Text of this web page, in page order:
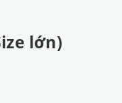
lớn)